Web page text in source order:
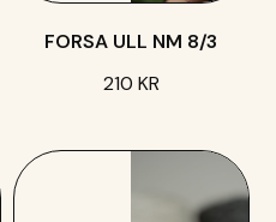
FORSA ULL NM 8/3
210 KR